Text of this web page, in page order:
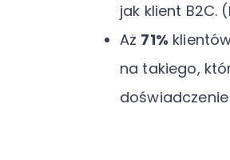
jak klient B2C. (
Aż 71%
na takiego,